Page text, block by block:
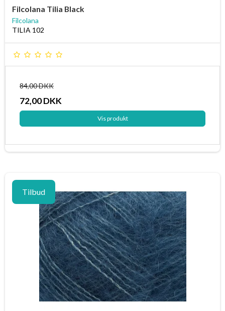
Filcolana Tilia Black
Filcolana
TILIA 102
84,00 DKK
72,00 DKK
Vis produkt
Tilbud